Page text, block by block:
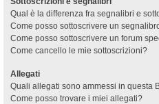
Qual è la differenza fra segnalibri e
Come posso sottoscrivere un
Come posso sottoscrivere un forum
Come cancello le mie sottoscrizioni?
Allegati
Quali allegati sono ammessi in questa
Come posso trovare i miei allegati?